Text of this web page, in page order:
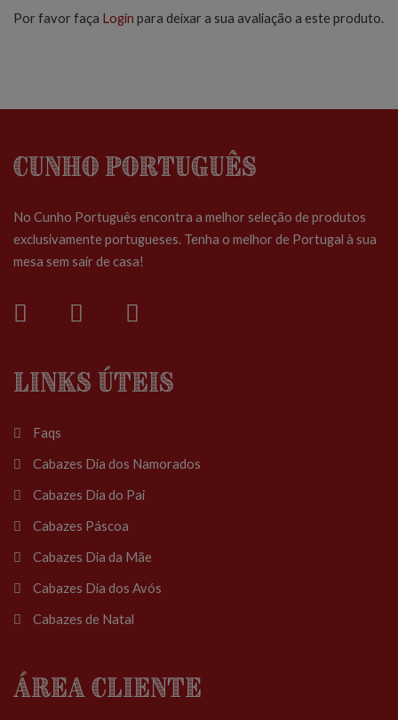
Por favor faça Login para deixar a sua avaliação a este produto.
Cunho Português
No Cunho Português encontra a melhor seleção de produtos
exclusivamente portugueses. Tenha o melhor de Portugal à sua
mesa sem sair de casa!
Links Úteis
Faqs
Cabazes Dia dos Namorados
Cabazes Dia do Pai
Cabazes Páscoa
Cabazes Dia da Mãe
Cabazes Dia dos Avós
Cabazes de Natal
Área Cliente